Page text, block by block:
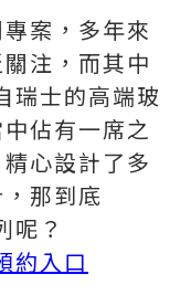
案，多年來
注，而其中
士的高端玻
佔有一席之
心設計了多
那到底
呢？
約入口